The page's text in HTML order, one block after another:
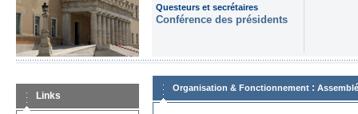
Questeurs et secrétaires
Conférence des présidents
Links
Organisation & Fonctionnement :